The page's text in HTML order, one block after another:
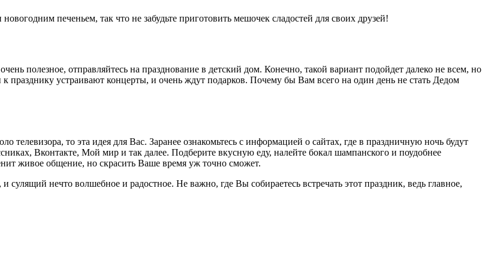
печеньем, так что не забудьте приготовить мешочек сладостей для своих друзей!
полезное, отправляйтесь на празднование в детский дом. Конечно, такой вариант подойдет далеко не всем, но
к празднику устраивают концерты, и очень ждут подарков. Почему бы Вам всего на один день не стать Дедом
то эта идея для Вас. Заранее ознакомьтесь с информацией о сайтах, где в праздничную ночь будут
Вконтакте, Мой мир и так далее. Подберите вкусную еду, налейте бокал шампанского и поудобнее
живое общение, но скрасить Ваше время уж точно сможет.
нечто волшебное и радостное. Не важно, где Вы собираетесь встречать этот праздник, ведь главное,